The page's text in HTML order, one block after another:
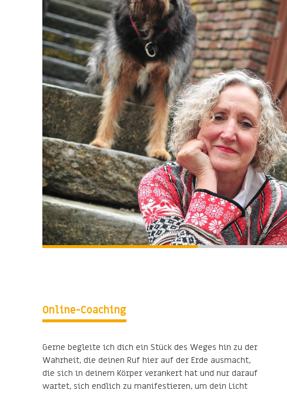
Online-Coaching
Gerne begleite ich dich ein Stück des Weges hin zu der
Wahrheit, die deinen Ruf hier auf der Erde ausmacht,
die sich in deinem Körper verankert hat und nur darauf
wartet, sich endlich zu manifestieren, um dein Licht